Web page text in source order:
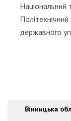
Національний
державного
Вінницька